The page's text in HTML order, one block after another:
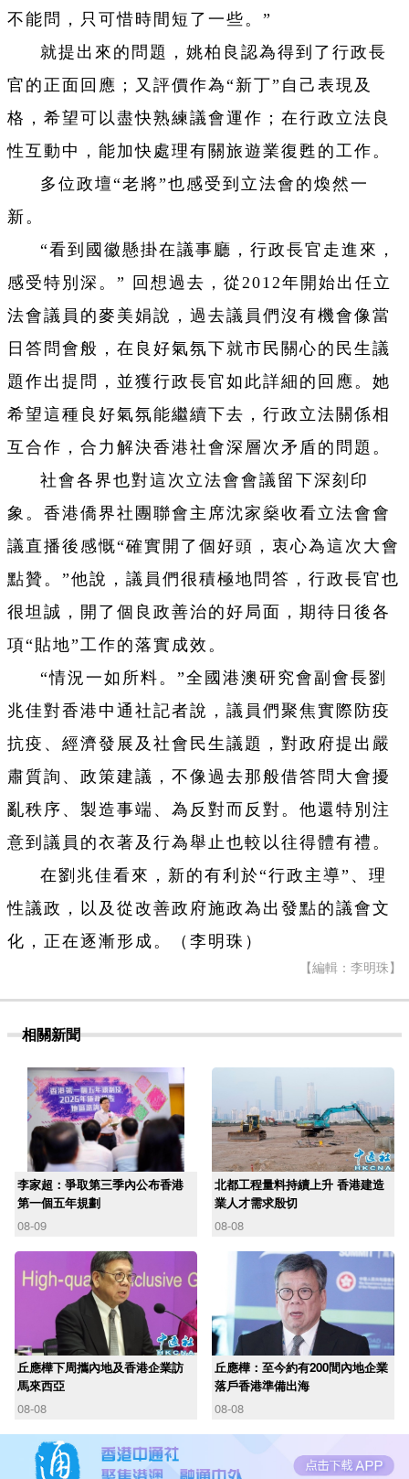
不能問，只可惜時間短了一些。”
就提出來的問題，姚柏良認為得到了行政長
官的正面回應；又評價作為“新丁”自己表現及
格，希望可以盡快熟練議會運作；在行政立法良
性互動中，能加快處理有關旅遊業復甦的工作。
多位政壇“老將”也感受到立法會的煥然一
新。
“看到國徽懸掛在議事廳，行政長官走進來，
感受特別深。” 回想過去，從2012年開始出任立
法會議員的麥美娟說，過去議員們沒有機會像當
日答問會般，在良好氣氛下就市民關心的民生議
題作出提問，並獲行政長官如此詳細的回應。她
希望這種良好氣氛能繼續下去，行政立法關係相
互合作，合力解決香港社會深層次矛盾的問題。
社會各界也對這次立法會會議留下深刻印
象。香港僑界社團聯會主席沈家燊收看立法會會
議直播後感慨“確實開了個好頭，衷心為這次大會
點贊。”他說，議員們很積極地問答，行政長官也
很坦誠，開了個良政善治的好局面，期待日後各
項“貼地”工作的落實成效。
“情況一如所料。”全國港澳研究會副會長劉
兆佳對香港中通社記者說，議員們聚焦實際防疫
抗疫、經濟發展及社會民生議題，對政府提出嚴
肅質詢、政策建議，不像過去那般借答問大會擾
亂秩序、製造事端、為反對而反對。他還特別注
意到議員的衣著及行為舉止也較以往得體有禮。
在劉兆佳看來，新的有利於“行政主導”、理
性議政，以及從改善政府施政為出發點的議會文
化，正在逐漸形成。（李明珠）
【編輯：李明珠】
相關新聞
李家超：爭取第三季內公布香港
第一個五年規劃
08-09
北都工程量料持續上升 香港建造
業人才需求殷切
08-08
丘應樺下周攜內地及香港企業訪
馬來西亞
08-08
丘應樺：至今約有200間內地企業
落戶香港準備出海
08-08